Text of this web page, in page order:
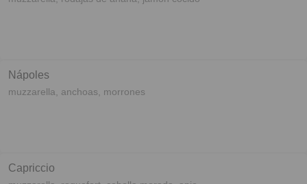
Nápoles
muzzarella, anchoas, morrones
Capriccio